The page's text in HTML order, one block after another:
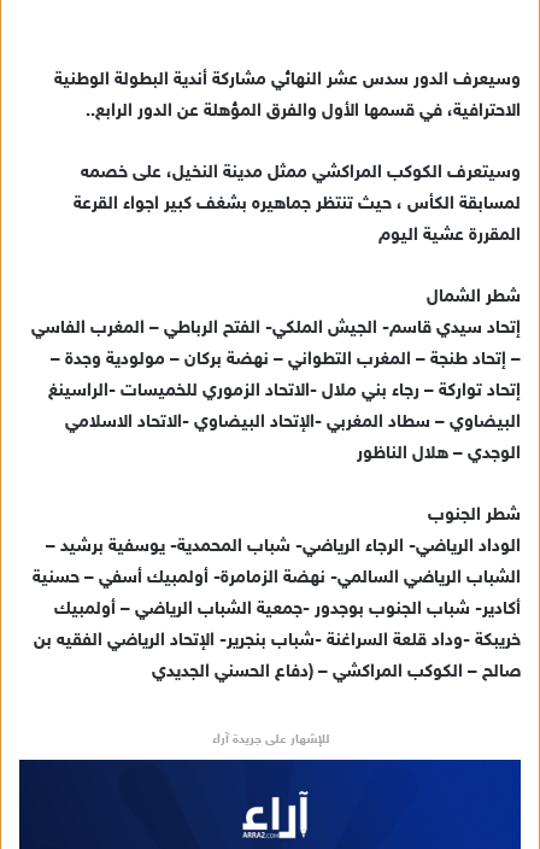
ل
ت
و
وسيعرف الدور سدس عشر النهائي مشاركة أندية البطولة الوطنية
الاحترافية، في قسمها الأول والفرق المؤهلة عن الدور الرابع..
وسيتعرف الكوكب المراكشي ممثل مدينة النخيل، على خصمه
لمسابقة الكأس ، حيث تنتظر جماهيره بشغف كبير اجواء القرعة
المقررة عشية اليوم
شطر الشمال
إتحاد سيدي قاسم- الجيش الملكي- الفتح الرباطي – المغرب الفاسي
– إتحاد طنجة – المغرب التطواني – نهضة بركان – مولودية وجدة –
إتحاد تواركة – رجاء بني ملال -الاتحاد الزموري للخميسات -الراسينغ
البيضاوي – سطاد المغربي -الإتحاد البيضاوي -الاتحاد الاسلامي
الوجدي – هلال الناظور
شطر الجنوب
الوداد الرياضي- الرجاء الرياضي- شباب المحمدية- يوسفية برشيد –
الشباب الرياضي السالمي- نهضة الزمامرة- أولمبيك أسفي – حسنية
أكادير- شباب الجنوب بوجدور -جمعية الشباب الرياضي – أولمبيك
خريبكة -وداد قلعة السراغنة -شباب بنجرير- الإتحاد الرياضي الفقيه بن
صالح – الكوكب المراكشي – (دفاع الحسني الجديدي
للإشهار على جريدة آراء